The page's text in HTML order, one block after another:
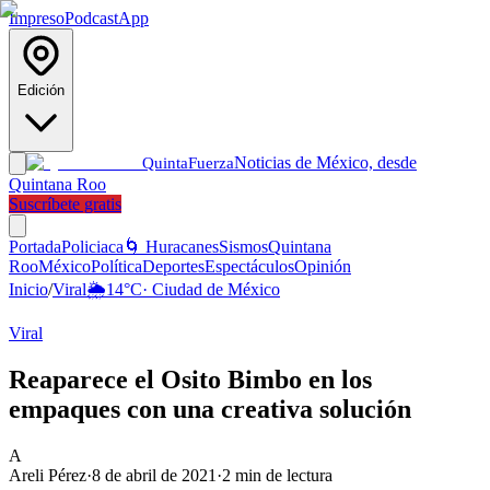
ImpresoPodcastApp
Edición
QuintaFuerzaNoticias de México, desde
Quintana Roo
Suscríbete gratis
PortadaPoliciaca 🌀 HuracanesSismosQuintana
RooMéxicoPolíticaDeportesEspectáculosOpinión
Inicio/Viral🌦️14°C· Ciudad de México
Viral
Reaparece el Osito Bimbo en los
empaques con una creativa solución
A
Areli Pérez·8 de abril de 2021 ·2 min de lectura